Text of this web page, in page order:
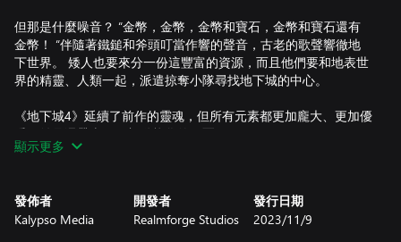
但那是什麼噪音？ “金幣，金幣，金幣和寶石，金幣和寶石還有
金幣！ “伴隨著鐵鎚和斧頭叮當作響的聲音，古老的歌聲響徹地
下世界。 矮人也要來分一份這豐富的資源，而且他們要和地表世
界的精靈、人類一起，派遣掠奪小隊尋找地下城的中心。
《地下城4》延續了前作的靈魂，但所有元素都更加龐大、更加優
秀，並且還帶來了更加動態化的邪惡值。
的邪惡爭奪空間和資源。
顯示更多
發佈者
Kalypso Media
開發者
Realmforge Studios
發行日期
2023/11/9